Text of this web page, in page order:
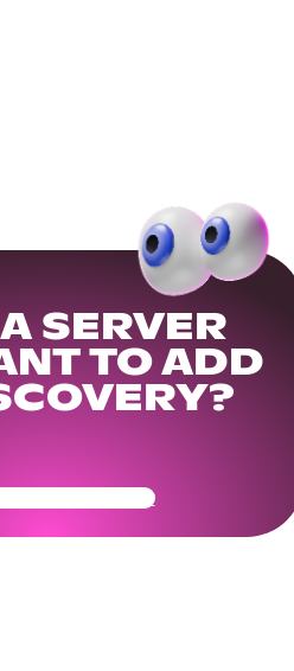
SERVER
TO ADD
Community Ready